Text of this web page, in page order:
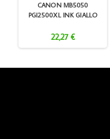
CANON MB5050
PGI2500XL INK GIALLO
22,27 €